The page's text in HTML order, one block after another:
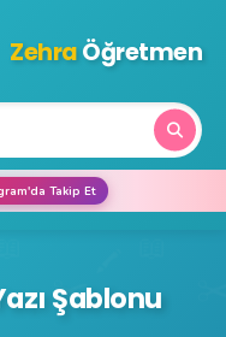
ZehraÖğretmen
Takip Et
Şablonu